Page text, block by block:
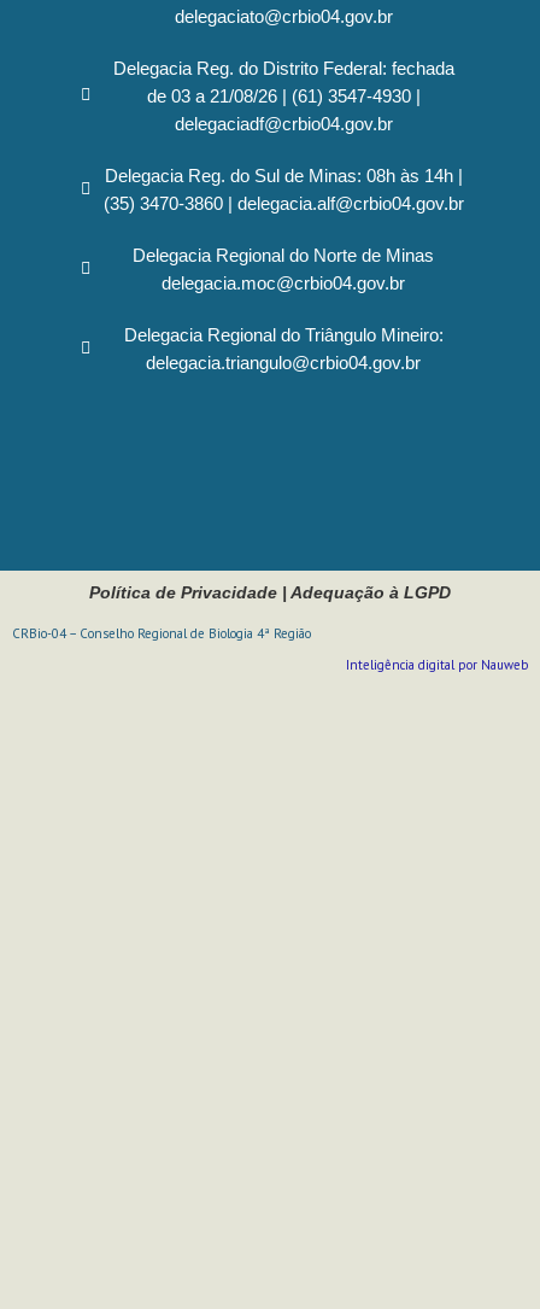
delegaciato@crbio04.gov.br
Delegacia Reg. do Distrito Federal: fechada
de 03 a 21/08/26 | (61) 3547-4930 |
delegaciadf@crbio04.gov.br
Delegacia Reg. do Sul de Minas: 08h às 14h |
(35) 3470-3860 | delegacia.alf@crbio04.gov.br
Delegacia Regional do Norte de Minas
delegacia.moc@crbio04.gov.br
Delegacia Regional do Triângulo Mineiro:
delegacia.triangulo@crbio04.gov.br
Política de Privacidade Adequação à LGPD
CRBio-04 – Conselho Regional de Biologia 4ª Região
Inteligência digital por Nauweb